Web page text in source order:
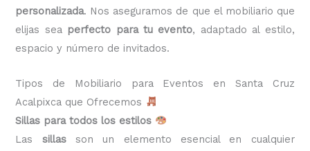
personalizada. Nos aseguramos de que el mobiliario que
elijas sea perfecto para tu evento, adaptado al estilo,
espacio y número de invitados.
Tipos de Mobiliario para Eventos en Santa Cruz
Acalpixca que Ofrecemos
Sillas para todos los estilos
Las sillasson un elemento esencial en cualquier